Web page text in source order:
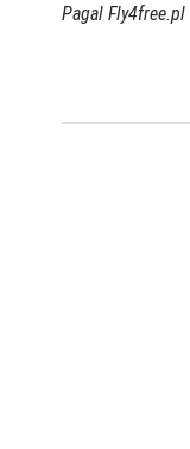
Pagal Fly4free.pl